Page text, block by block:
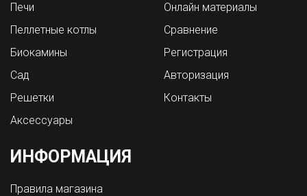
Печи
Пеллетные котлы
Биокамины
Сад
Решетки
Аксессуары
Онлайн материалы
Сравнение
Регистрация
Авторизация
Контакты
ИНФОРМАЦИЯ
Правила магазина